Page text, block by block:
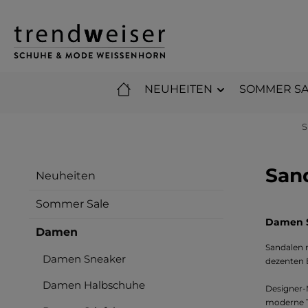
NEUHEITEN SOMMER
Neuheiten
Sommer Sale
Damen
Damen Sneaker
Damen Halbschuhe
Damen
Sandalen
dezenten
moderne